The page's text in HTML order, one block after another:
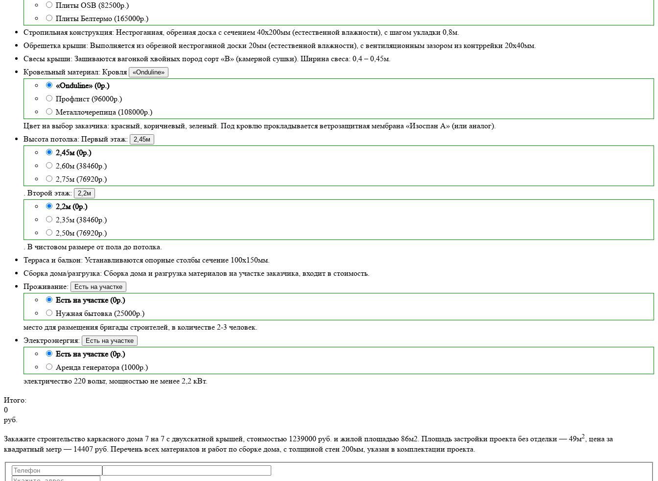
Плиты OSB (82500р.)
Плиты Белтермо (165000р.)
Стропильная конструкция: Нестроганная, обрезная доска с сечением 40х200мм (естественной влажности), с шагом укладки 0,8м.
Обрешетка крыши: Выполняется из обрезной нестроганной доски 20мм (естественной влажности), с вентиляционным зазором из контррейки 20х40мм.
Свесы крыши: Зашиваются вагонкой хвойных пород сорт «В» (камерной сушки). Ширина свеса: 0,4 – 0,45м.
Кровельный материал: Кровля «Onduline»
«Onduline» (0р.)
Профлист (96000р.)
Металлочерепица (108000р.)
Цвет на выбор заказчика: красный, коричневый, зеленый. Под кровлю прокладывается ветрозащитная мембрана «Изоспан А» (или аналог).
Высота потолка: Первый этаж: 2,45м
2,45м (0р.)
2,60м (38460р.)
2,75м (76920р.)
. Второй этаж:
2,2м
2,2м (0р.)
2,35м (38460р.)
2,50м (76920р.)
. В чистовом размере от пола до потолка.
Терраса и балкон: Устанавливаются опорные столбы сечение 100х150мм.
Сборка дома/разгрузка: Сборка дома и разгрузка материалов на участке заказчика, входит в стоимость.
Проживание:
Есть на участке
Есть на участке (0р.)
Нужная бытовка (25000р.)
место для размещения бригады строителей, в количестве 2-3 человек.
Электроэнергия:
Есть на участке
Есть на участке (0р.)
Аренда генератора (1000р.)
электричество 220 вольт, мощностью не менее 2,2 кВт.
Итого:
0
руб.
Закажите строительство каркасного дома 7 на 7 с двухскатной крышей, стоимостью 1239000 руб. и жилой площадью 86м2. Площадь застройки проекта без отделки — 49м2, цена за
квадратный метр — 14407 руб. Перечень всех материалов и работ по сборке дома, с толщиной стен 200мм, указан в комплектации проекта.